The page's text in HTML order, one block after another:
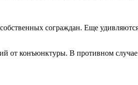
сограждан. Еще
от конъюнктуры. В противном случае